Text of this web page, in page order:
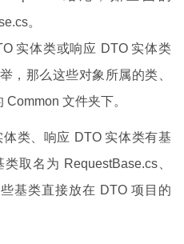
。
实体类或响应 DTO 实体类
，那么这些对象所属的类、
文件夹下。
类、响应 DTO 实体类有基
取名为 RequestBase.cs、
基类直接放在 DTO 项目的